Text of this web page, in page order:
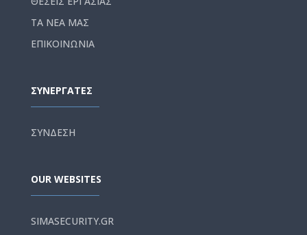
ΤΑ ΝΕΑ ΜΑΣ
ΕΠΙΚΟΙΝΩΝΙΑ
ΣΥΝΕΡΓΑΤΕΣ
ΣΥΝΔΕΣΗ
OUR WEBSITES
SIMASECURITY.GR